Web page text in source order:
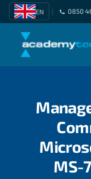
EN | 0850
MS-